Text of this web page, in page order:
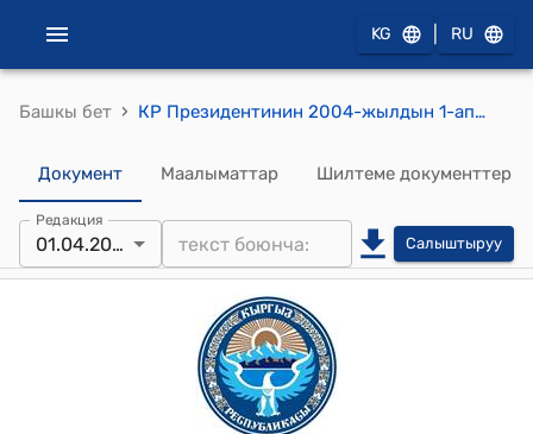
KG RU
Башкы бет › КР Президентинин 2004-жылдын 1-апрелиндеги ПЖ № 118 "Т.Т.Шаболотов жөнүндө" жарлыгы
Документ Маалыматтар Шилтеме документтер
Редакция
01.04.2004 Салыштыруу